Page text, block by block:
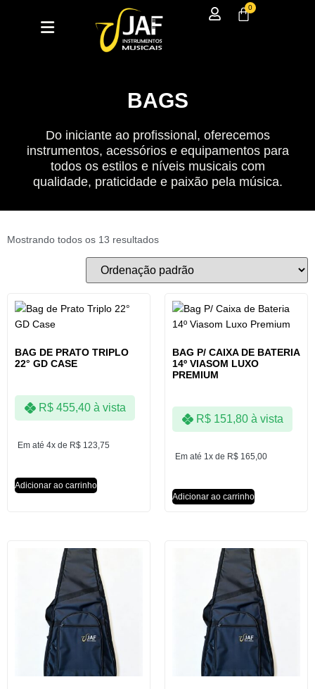
0
BAGS
Do iniciante ao profissional, oferecemos
instrumentos, acessórios e equipamentos para
todos os estilos e níveis musicais com
qualidade, praticidade e paixão pela música.
Mostrando todos os 13 resultados
BAG DE PRATO TRIPLO
22° GD CASE
Em até 4x de R$ 123,75
R$455,40 à vista
Adicionar ao carrinho
BAG P/ CAIXA DE BATERIA
14º VIASOM LUXO
PREMIUM
Em até 1x de R$ 165,00
R$151,80 à vista
Adicionar ao carrinho